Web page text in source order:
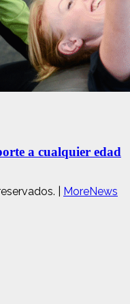
a cualquier edad
MoreNews